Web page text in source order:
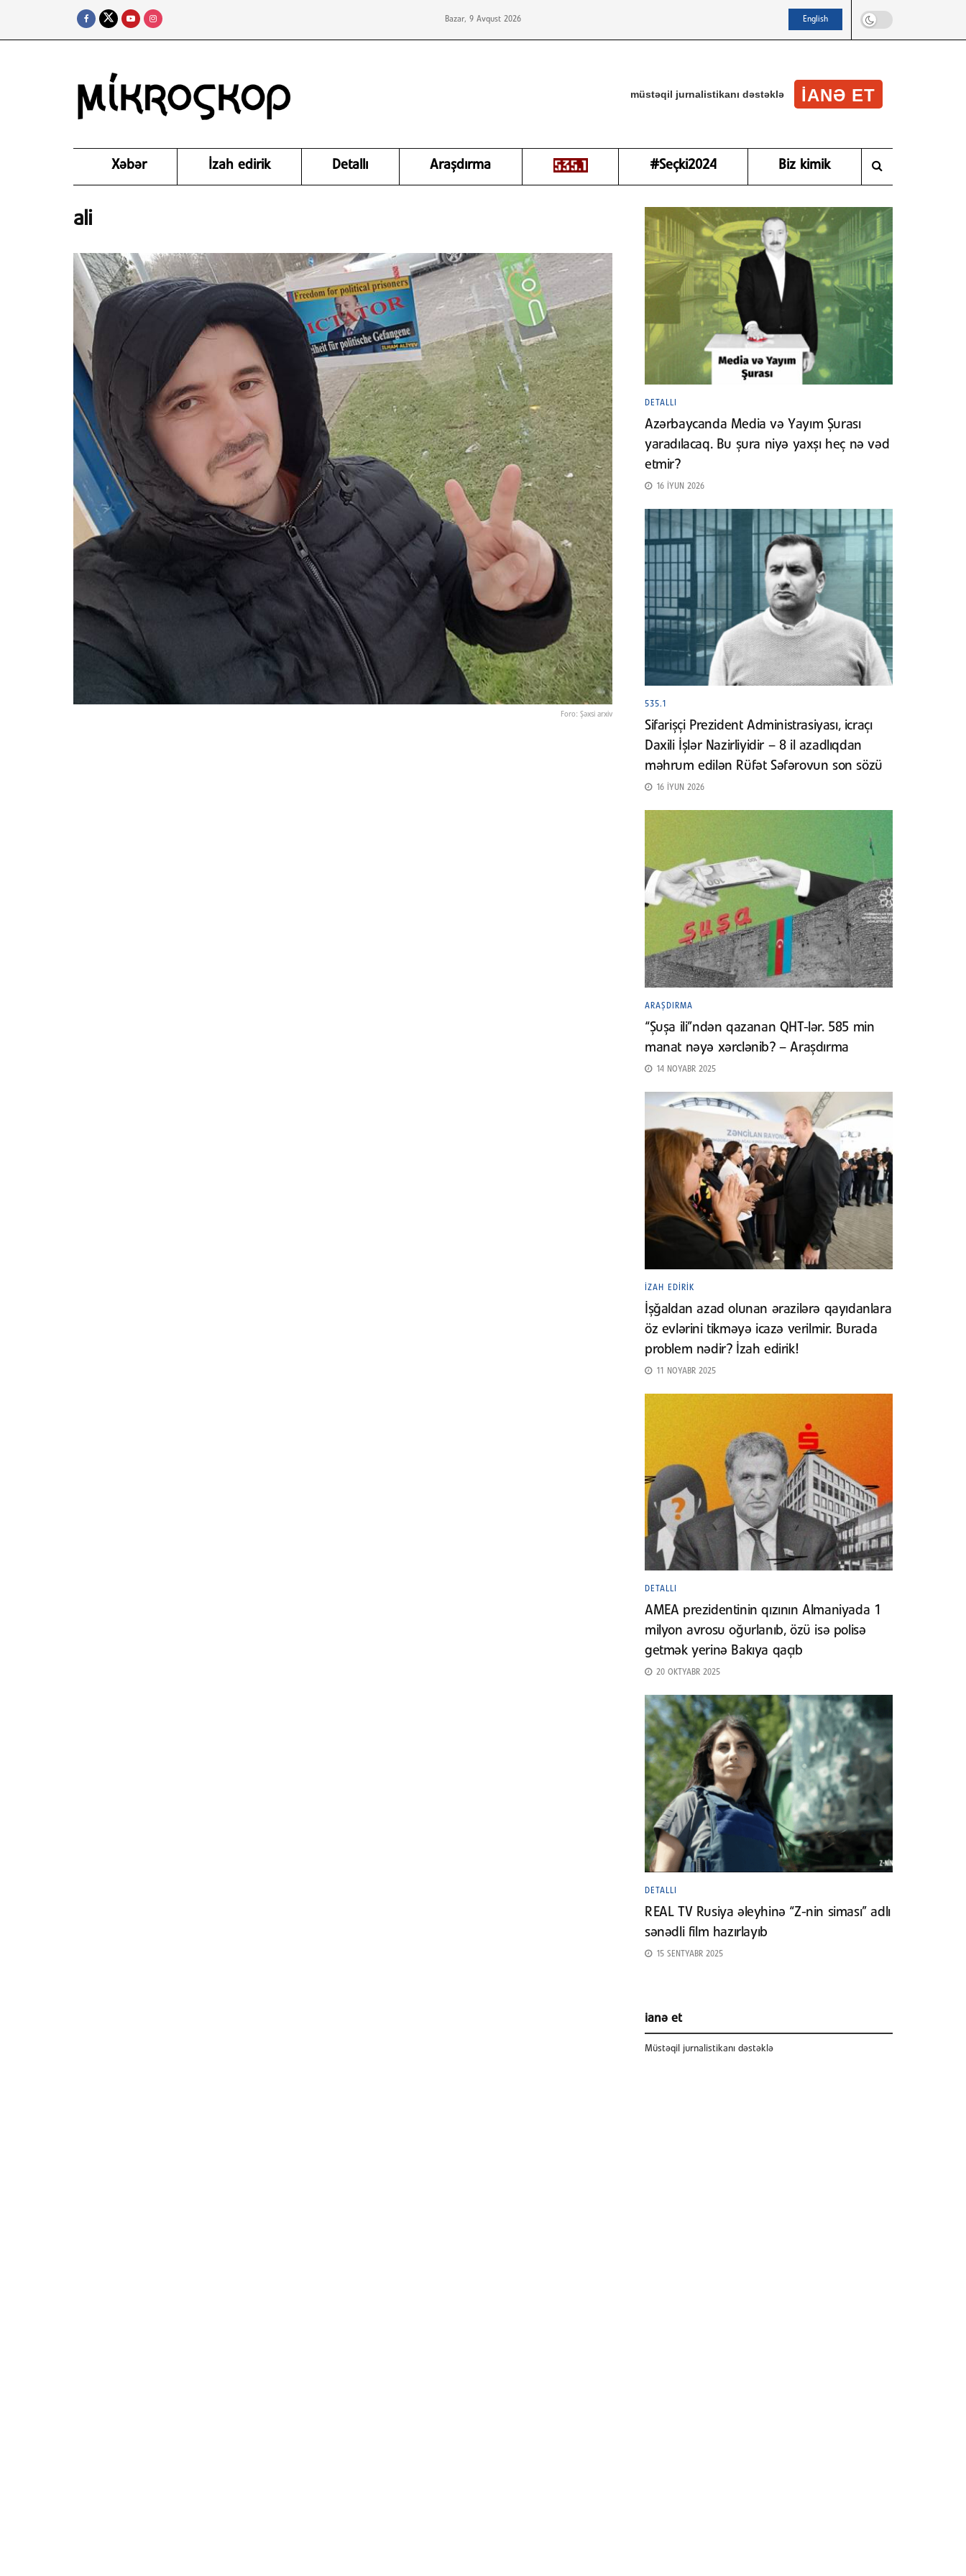
Bazar, 9 Avqust 2026 English
müstəqil jurnalistikanı dəstəklə IANƏ ET
Xəbər İzah edirik Detallı Araşdırma #Seçki2024 Biz kimik
ali
Foro: Şəxsi arxiv
DETALLI
Azərbaycanda Media və Yayım Şurası
yaradılacaq. Bu şura niyə yaxşı heç nə vəd
etmir?
16 İYUN 2026
535.1
Sifarişçi Prezident Administrasiyası, icraçı
Daxili İşlər Nazirliyidir – 8 il azadlıqdan
məhrum edilən Rüfət Səfərovun son sözü
16 İYUN 2026
ARAŞDIRMA
“Şuşa ili”ndən qazanan QHT-lər. 585 min
manat nəyə xərclənib? – Araşdırma
14 NOYABR 2025
İZAH EDIRIK
İşğaldan azad olunan ərazilərə qayıdanlara
öz evlərini tikməyə icazə verilmir. Burada
problem nədir? İzah edirik!
11 NOYABR 2025
DETALLI
AMEA prezidentinin qızının Almaniyada 1
milyon avrosu oğurlanıb, özü isə polisə
getmək yerinə Bakıya qaçıb
20 OKTYABR 2025
DETALLI
REAL TV Rusiya əleyhinə “Z-nin siması” adlı
sənədli film hazırlayıb
15 SENTYABR 2025
ianə et
Müstəqil jurnalistikanı dəstəklə